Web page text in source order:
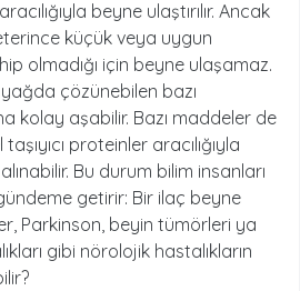
beyne ulaştırılır. Ancak
küçük veya uygun
olmadığı için beyne ulaşamaz.
çözünebilen bazı
kolay aşabilir. Bazı maddeler de
proteinler aracılığıyla
Bu durum bilim insanları
getirir: Bir ilaç beyne
Parkinson, beyin tümörleri ya
gibi nörolojik hastalıkların